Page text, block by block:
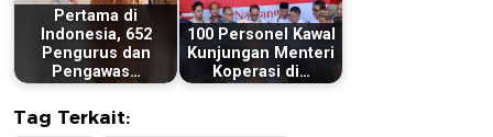
Pertama di
Indonesia, 652
Pengurus dan
Pengawas…
100 Personel Kawal
Kunjungan Menteri
Koperasi di…
Tag Terkait: